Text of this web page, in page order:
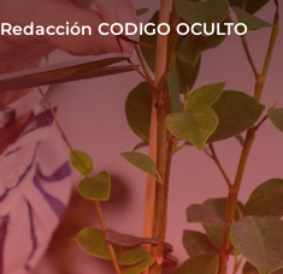
Redacción CODIGO OCULTO